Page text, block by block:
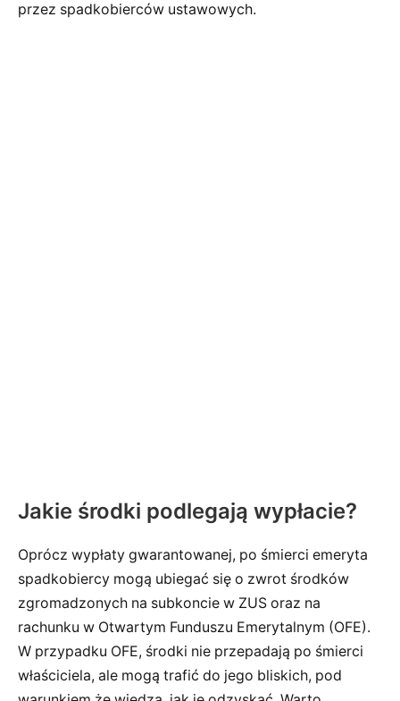
przez spadkobierców ustawowych.
Jakie środki podlegają wypłacie?
Oprócz wypłaty gwarantowanej, po śmierci emeryta
spadkobiercy mogą ubiegać się o zwrot środków
zgromadzonych na subkoncie w ZUS oraz na
rachunku w Otwartym Funduszu Emerytalnym (OFE).
W przypadku OFE, środki nie przepadają po śmierci
właściciela, ale mogą trafić do jego bliskich, pod